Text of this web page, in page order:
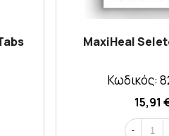
MaxiHeal
Κωδικός:
15,91
-